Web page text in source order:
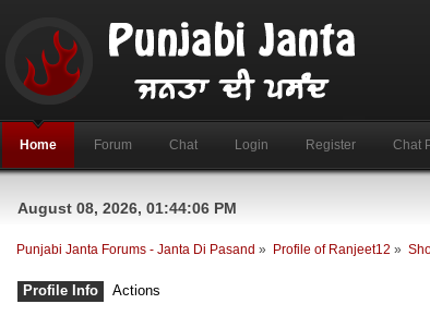
Home Forum Chat Login Register Chat
August 08, 2026, 01:44:06 PM
Punjabi Janta Forums - Janta Di Pasand » Profile of Ranjeet12 »
Profile Info Actions